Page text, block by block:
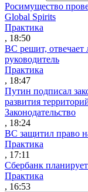
Росимущество
Global Spirits
Практика
, 18:50
ВС решит,
руководитель
Практика
, 18:47
Путин подписал
развития
Законодательство
, 18:24
ВС защитил право
Практика
, 17:11
Сбербанк
Практика
, 16:53